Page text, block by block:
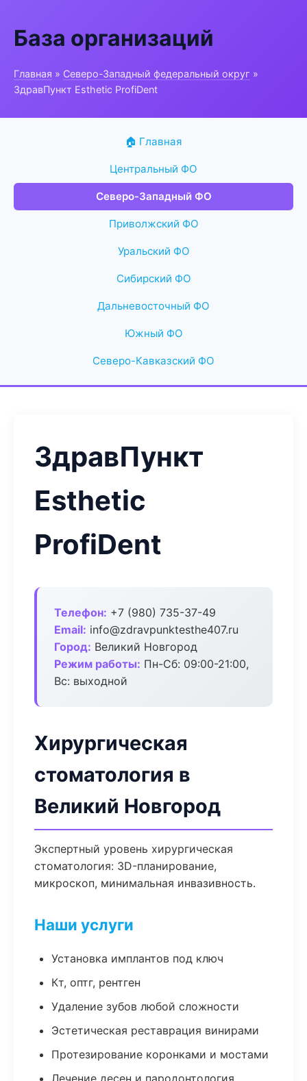
База организаций
Главная » Северо-Западный федеральный округ »
ЗдравПункт Esthetic ProfiDent
🏠 Главная
Центральный ФО
Северо-Западный ФО
Приволжский ФО
Уральский ФО
Сибирский ФО
Дальневосточный ФО
Южный ФО
Северо-Кавказский ФО
ЗдравПункт
Esthetic
ProfiDent
Телефон: +7 (980) 735-37-49
Email: info@zdravpunktesthe407.ru
Город: Великий Новгород
Режим работы: Пн-Сб: 09:00-21:00,
Вс: выходной
Хирургическая
стоматология в
Великий Новгород
Экспертный уровень хирургическая
стоматология: 3D-планирование,
микроскоп, минимальная инвазивность.
Наши услуги
Установка имплантов под ключ
Кт, оптг, рентген
Удаление зубов любой сложности
Эстетическая реставрация винирами
Протезирование коронками и мостами
Лечение десен и пародонтология